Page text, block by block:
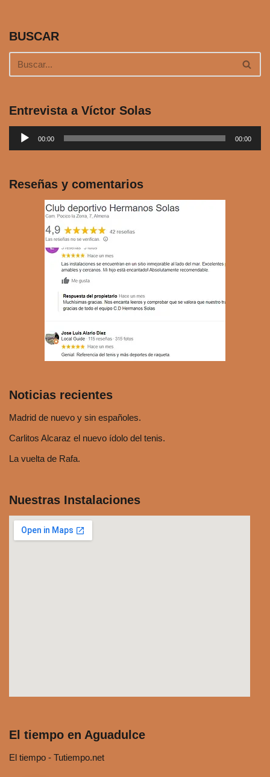
BUSCAR
Entrevista a Víctor Solas
o
00:00 00:00
Reseñas y comentarios
Noticias recientes
Madrid de nuevo y sin españoles.
Carlitos Alcaraz el nuevo ídolo del tenis.
La vuelta de Rafa.
Nuestras Instalaciones
El tiempo en Aguadulce
El tiempo - Tutiempo.net